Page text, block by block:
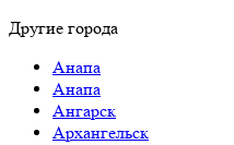
Другие города
Анапа
Анапа
Ангарск
Архангельск